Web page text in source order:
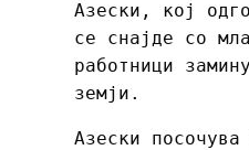
Азески, кој
се снајде со
работници
земји.
Азески